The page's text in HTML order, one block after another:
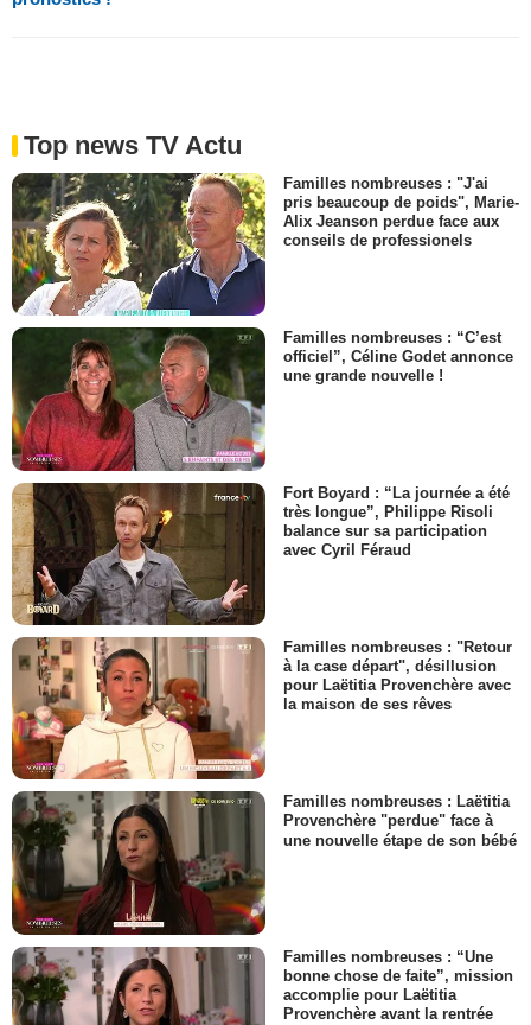
Top news TV Actu
Familles nombreuses : "J'ai
pris beaucoup de poids", Marie-
Alix Jeanson perdue face aux
conseils de professionels
Familles nombreuses : “C’est
officiel”, Céline Godet annonce
une grande nouvelle !
Fort Boyard : “La journée a été
très longue”, Philippe Risoli
balance sur sa participation
avec Cyril Féraud
Familles nombreuses : "Retour
à la case départ", désillusion
pour Laëtitia Provenchère avec
la maison de ses rêves
Familles nombreuses : Laëtitia
Provenchère "perdue" face à
une nouvelle étape de son bébé
Familles nombreuses : “Une
bonne chose de faite”, mission
accomplie pour Laëtitia
Provenchère avant la rentrée